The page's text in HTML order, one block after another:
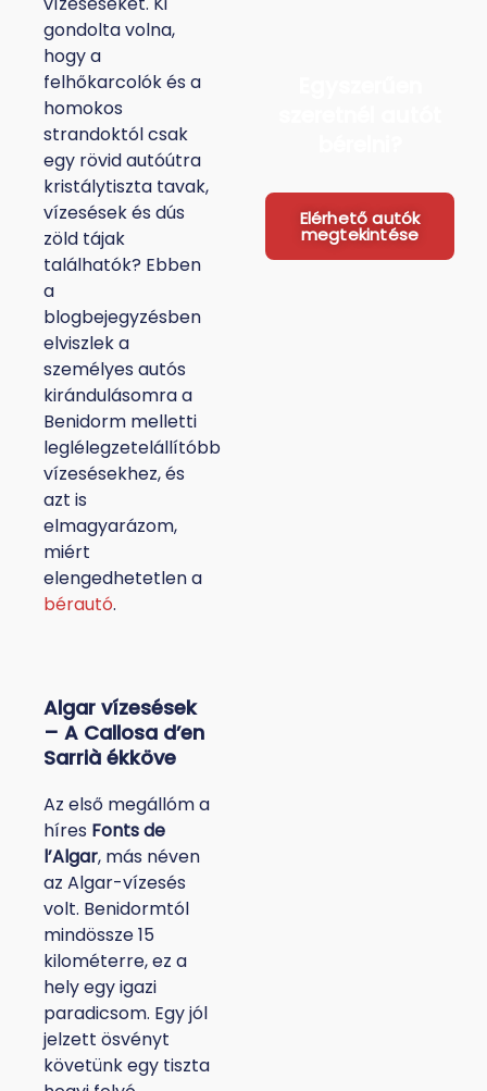
gondolta volna,
hogy a
felhőkarcolók és a
homokos
strandoktól csak
egy rövid autóútra
kristálytiszta tavak,
vízesések és dús
zöld tájak
találhatók? Ebben
a
blogbejegyzésben
elviszlek a
személyes autós
kirándulásomra a
Benidorm melletti
leglélegzetelállítóbb
vízesésekhez, és
azt is
elmagyarázom,
miért
elengedhetetlen a
bérautó.
Algar vízesések
– A Callosa d’en
Sarrià ékköve
Az első megállóm a
híres Fonts de
l’Algar, más néven
az Algar-vízesés
volt. Benidormtól
mindössze 15
kilométerre, ez a
hely egy igazi
paradicsom. Egy jól
jelzett ösvényt
követünk egy tiszta
Elérhető autók
megtekintése